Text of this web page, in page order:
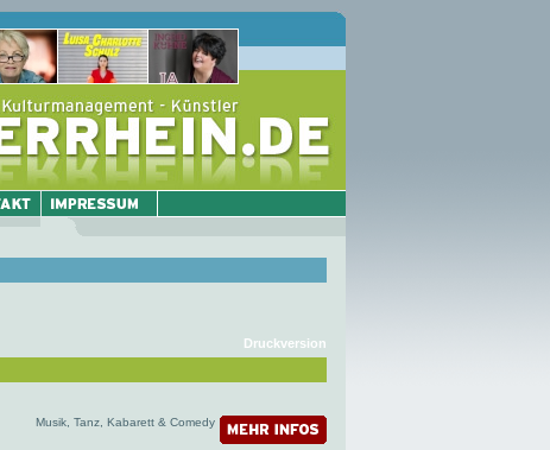
Druckversion
Musik, Tanz, Kabarett & Comedy